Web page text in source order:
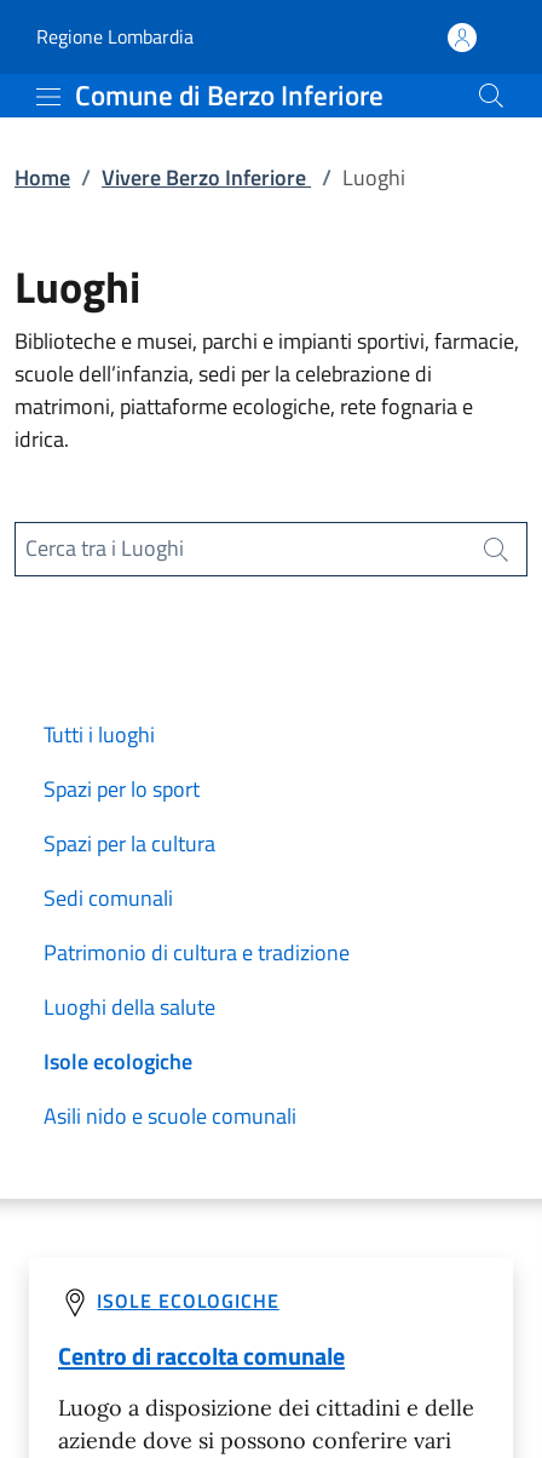
Luoghi | Comune di
Regione Lombardia(apre in un'altra scheda).
Comune di Berzo Inferiore
Home / Vivere Berzo Inferiore / Luoghi
Luoghi
Biblioteche e musei, parchi e impianti sportivi, farmacie,
scuole dell’infanzia, sedi per la celebrazione di
matrimoni, piattaforme ecologiche, rete fognaria e
idrica.
Cerca tra i Luoghi
Cerca
Tutti i luoghi
Spazi per lo sport
Spazi per la cultura
Sedi comunali
Patrimonio di cultura e tradizione
Luoghi della salute
Isole ecologiche
Asili nido e scuole comunali
ISOLE ECOLOGICHE
Centro di raccolta comunale
Luogo a disposizione dei cittadini e delle
aziende dove si possono conferire vari